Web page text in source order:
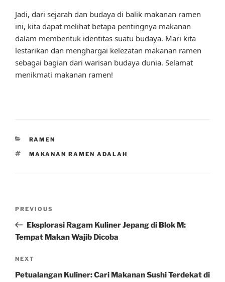
Jadi, dari sejarah dan budaya di balik makanan ramen
ini, kita dapat melihat betapa pentingnya makanan
dalam membentuk identitas suatu budaya. Mari kita
lestarikan dan menghargai kelezatan makanan ramen
sebagai bagian dari warisan budaya dunia. Selamat
menikmati makanan ramen!
CATEGORIES
RAMEN
TAGS
MAKANAN RAMEN ADALAH
Previous
Post
PREVIOUS
Eksplorasi Ragam Kuliner Jepang di Blok M:
Tempat Makan Wajib Dicoba
Next
Post
NEXT
Petualangan Kuliner: Cari Makanan Sushi Terdekat di